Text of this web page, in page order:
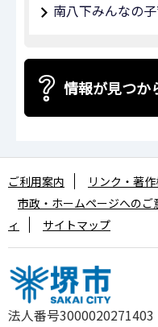
南八下みんなの
情報が見つか
法人番号3000020271403
ご利用案内 リンク・著
市政・ホームページへのご
ィ
サイトマップ